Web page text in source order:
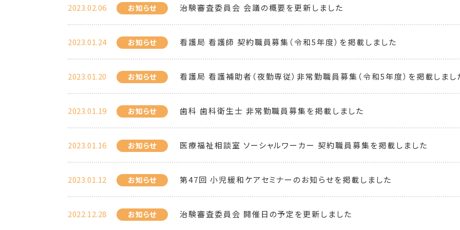
2023.02.06 お知らせ 治験審査委員会 会議の概要を更新しました
2023.01.24 お知らせ 看護局 看護師 契約職員募集（令和5年度）を掲載しました
2023.01.20 お知らせ 看護局 看護補助者（夜勤専従）非常勤職員募集（令和5年度）を掲載しまし
2023.01.19 お知らせ 歯科 歯科衛生士 非常勤職員募集を掲載しました
2023.01.16 お知らせ 医療福祉相談室 ソーシャルワーカー 契約職員募集を掲載しました
2023.01.12 お知らせ 第47回 小児緩和ケアセミナーのお知らせを掲載しました
2022.12.28 お知らせ 治験審査委員会 開催日の予定を更新しました